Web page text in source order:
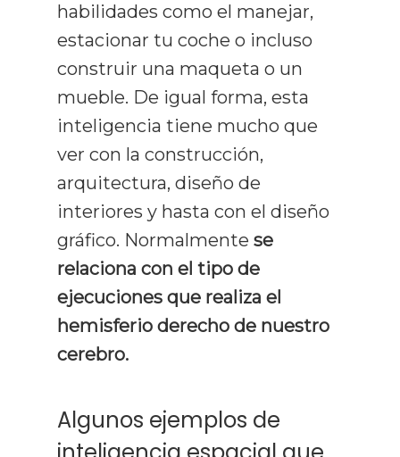
habilidades como el manejar,
estacionar tu coche o incluso
construir una maqueta o un
mueble. De igual forma, esta
inteligencia tiene mucho que
ver con la construcción,
arquitectura, diseño de
interiores y hasta con el diseño
gráfico. Normalmente se
relaciona con el tipo de
ejecuciones que realiza el
hemisferio derecho de nuestro
cerebro.
Algunos ejemplos de